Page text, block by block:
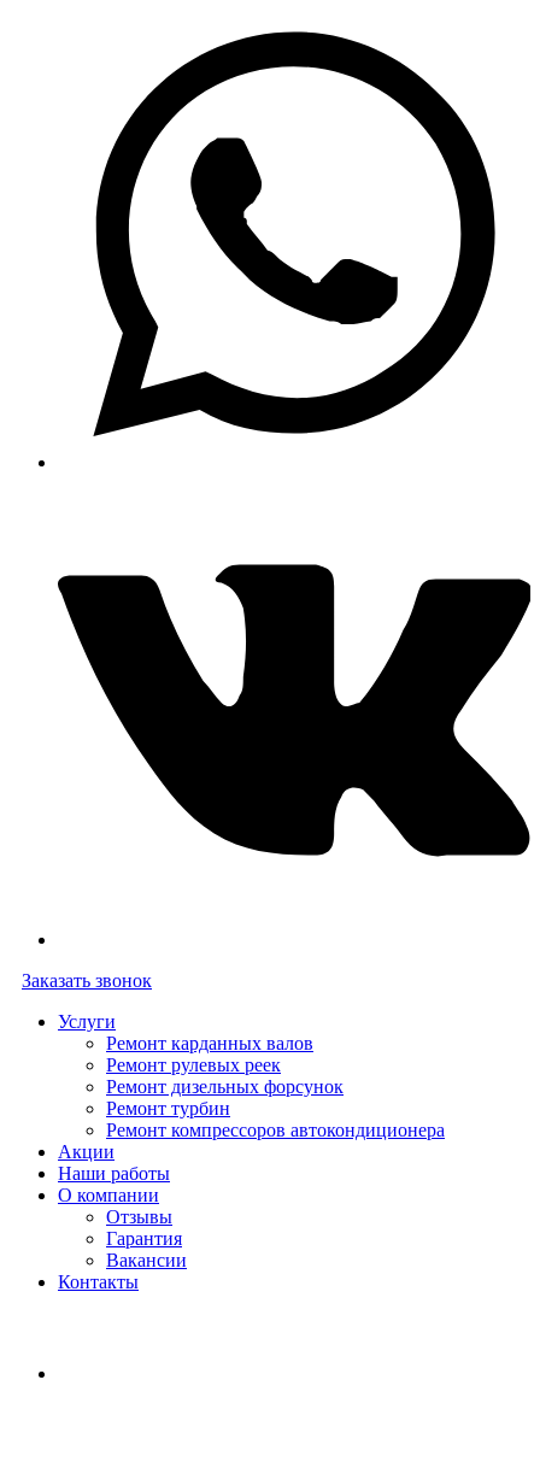
Заказать звонок
Услуги
Ремонт карданных валов
Ремонт рулевых реек
Ремонт дизельных форсунок
Ремонт турбин
Ремонт компрессоров автокондиционера
Акции
Наши работы
О компании
Отзывы
Гарантия
Вакансии
Контакты